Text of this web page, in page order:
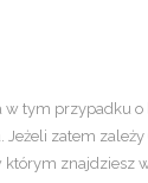
w tym przypadku
zatem
którym znajdziesz